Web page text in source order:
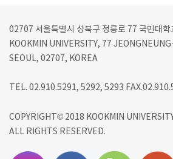
02707 서울특별시 성북구 정릉로 77 국민대학
KOOKMIN UNIVERSITY, 77
SEOUL, 02707, KOREA
TEL. 02.910.5291, 5292, 5293
COPYRIGHT© 2018 KOOKMIN
ALL RIGHTS RESERVED.